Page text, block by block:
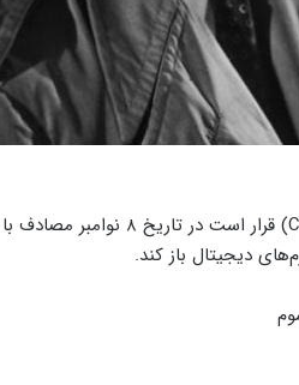
کمپانی براداران وارنر اعلام کرد نسخه‌های دیجیتالی فیلم کازابلانکا (Casablanca) قرار است در تاریخ ۸ نوامبر مصادف با